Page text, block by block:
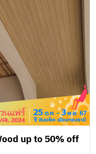
up to 50% off